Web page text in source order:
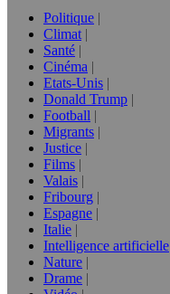
Politique
Climat
Santé
Cinéma
Etats-Unis
Donald Trump
Football
Migrants
Justice
Films
Valais
Fribourg
Espagne
Italie
Intelligence artificielle
Nature
Drame